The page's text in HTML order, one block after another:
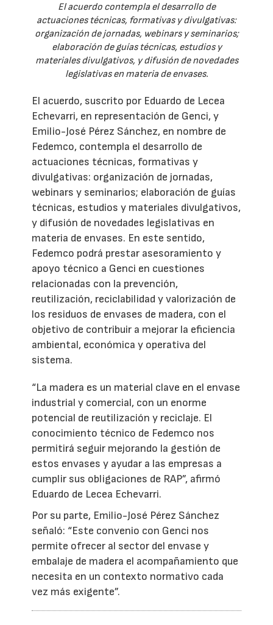
El acuerdo contempla el desarrollo de
actuaciones técnicas, formativas y divulgativas:
organización de jornadas, webinars y seminarios;
elaboración de guías técnicas, estudios y
materiales divulgativos, y difusión de novedades
legislativas en materia de envases.
El acuerdo, suscrito por Eduardo de Lecea
Echevarri, en representación de Genci, y
Emilio-José Pérez Sánchez, en nombre de
Fedemco, contempla el desarrollo de
actuaciones técnicas, formativas y
divulgativas: organización de jornadas,
webinars y seminarios; elaboración de guías
técnicas, estudios y materiales divulgativos,
y difusión de novedades legislativas en
materia de envases. En este sentido,
Fedemco podrá prestar asesoramiento y
apoyo técnico a Genci en cuestiones
relacionadas con la prevención,
reutilización, reciclabilidad y valorización de
los residuos de envases de madera, con el
objetivo de contribuir a mejorar la eficiencia
ambiental, económica y operativa del
sistema.
“La madera es un material clave en el envase
industrial y comercial, con un enorme
potencial de reutilización y reciclaje. El
conocimiento técnico de Fedemco nos
permitirá seguir mejorando la gestión de
estos envases y ayudar a las empresas a
cumplir sus obligaciones de RAP”, afirmó
Eduardo de Lecea Echevarri.
Por su parte, Emilio-José Pérez Sánchez
señaló: “Este convenio con Genci nos
permite ofrecer al sector del envase y
embalaje de madera el acompañamiento que
necesita en un contexto normativo cada
vez más exigente”.